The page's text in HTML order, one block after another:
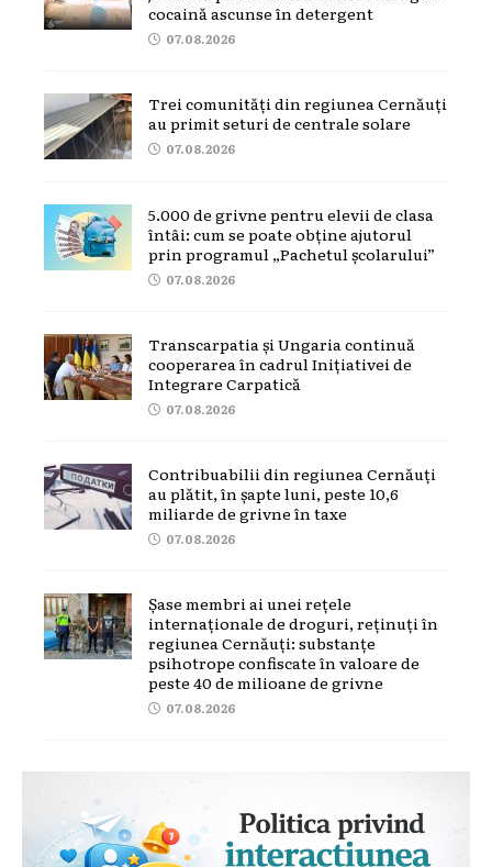
cocaină ascunse în detergent
07.08.2026
Trei comunități din regiunea Cernăuți
au primit seturi de centrale solare
07.08.2026
5.000 de grivne pentru elevii de clasa
întâi: cum se poate obține ajutorul
prin programul „Pachetul școlarului”
07.08.2026
Transcarpatia și Ungaria continuă
cooperarea în cadrul Inițiativei de
Integrare Carpatică
07.08.2026
Contribuabilii din regiunea Cernăuți
au plătit, în șapte luni, peste 10,6
miliarde de grivne în taxe
07.08.2026
Șase membri ai unei rețele
internaționale de droguri, reținuți în
regiunea Cernăuți: substanțe
psihotrope confiscate în valoare de
peste 40 de milioane de grivne
07.08.2026